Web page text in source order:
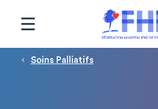
Fil d'Ariane
Soins Palliatifs
Panneau de gestion des cookies